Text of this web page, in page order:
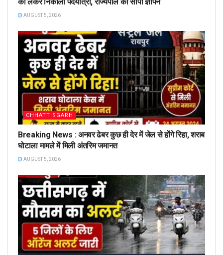
AUGUST 5, 2026
CHHATTISGARH
Breaking News : अनवर ढेबर कुछ ही देर में जेल से होंगे रिहा, शराब
घोटाला मामले में मिली अंतरिम जमानत
AUGUST 5, 2026